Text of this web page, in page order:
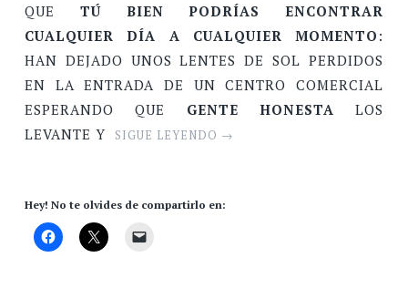
QUE TÚ BIEN PODRÍAS ENCONTRAR
CUALQUIER DÍA A CUALQUIER MOMENTO :
HAN DEJADO UNOS LENTES DE SOL PERDIDOS
EN LA ENTRADA DE UN CENTRO COMERCIAL
ESPERANDO QUE GENTE HONESTA LOS
LEVANTE Y
SIGUE LEYENDO →
Hey! No te olvides de compartirlo en: